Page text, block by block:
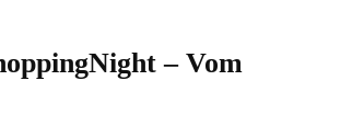
– Vom